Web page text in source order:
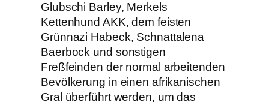
Glubschi Barley, Merkels
Kettenhund AKK, dem feisten
Grünnazi Habeck, Schnattalena
Baerbock und sonstigen
Freßfeinden der normal arbeitenden
Bevölkerung in einen afrikanischen
Gral überführt werden, um das